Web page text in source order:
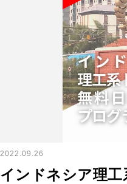
2022.09.26
インドネシア理